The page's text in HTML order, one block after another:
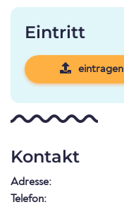
Eintritt
eintragen
Kontakt
Adresse:
Telefon: